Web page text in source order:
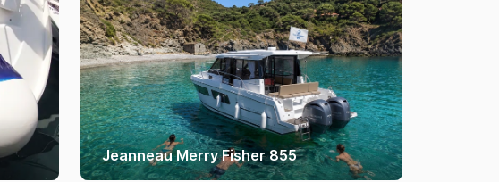
Jeanneau Merry Fisher 855